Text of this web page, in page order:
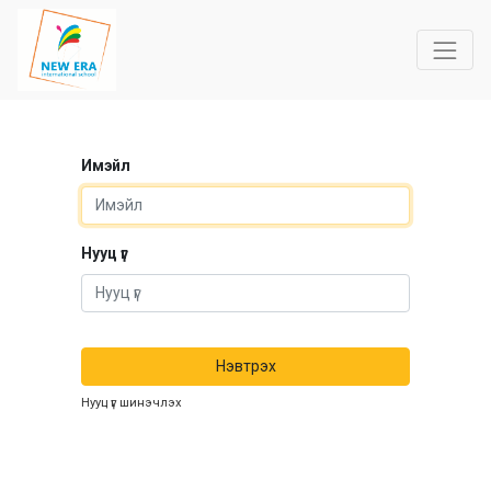
Имэйл
Нууц үг
Нэвтрэх
Нууц үг шинэчлэх